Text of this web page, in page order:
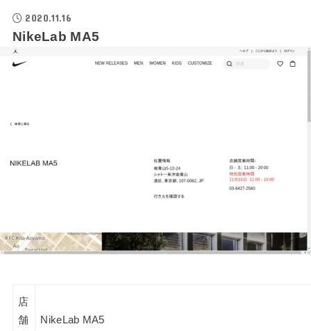
2020.11.16
NikeLab MA5
店
舗
NikeLab MA5